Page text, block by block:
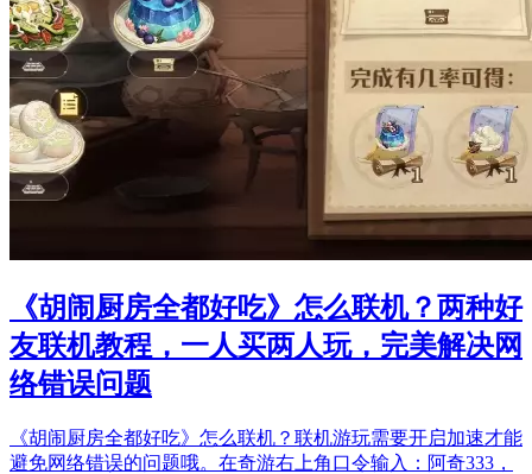
《胡闹厨房全都好吃》怎么联机？两种好
友联机教程，一人买两人玩，完美解决网
络错误问题
《胡闹厨房全都好吃》怎么联机？联机游玩需要开启加速才能
避免网络错误的问题哦。在奇游右上角口令输入：阿奇333，